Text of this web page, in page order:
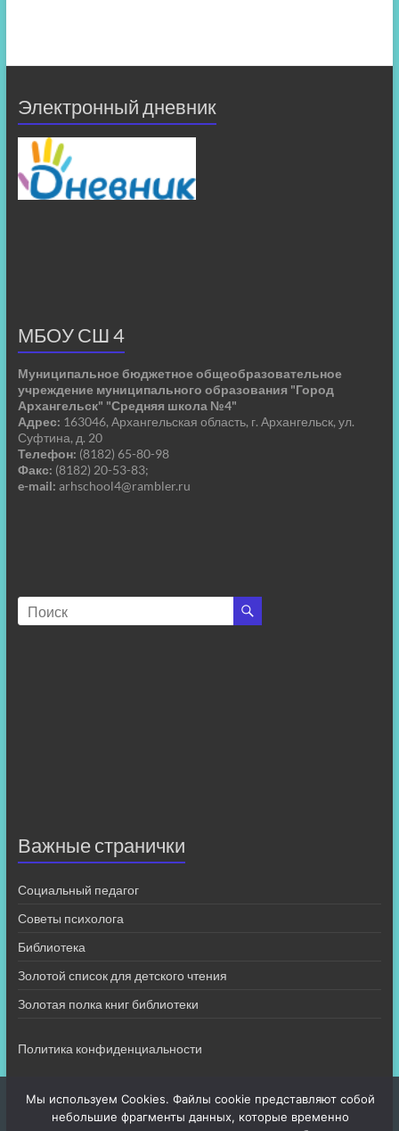
Электронный дневник
МБОУ СШ 4
Муниципальное бюджетное общеобразовательное
учреждение муниципального образования "Город
Архангельск" "Средняя школа №4"
Адрес: 163046, Архангельская область, г. Архангельск, ул.
Суфтина, д. 20
Телефон: (8182) 65-80-98
Факс: (8182) 20-53-83;
e-mail: arhschool4@rambler.ru
Важные странички
Социальный педагог
Советы психолога
Библиотека
Золотой список для детского чтения
Золотая полка книг библиотеки
Политика конфиденциальности
Мы используем Cookies. Файлы cookie представляют собой
небольшие фрагменты данных, которые временно